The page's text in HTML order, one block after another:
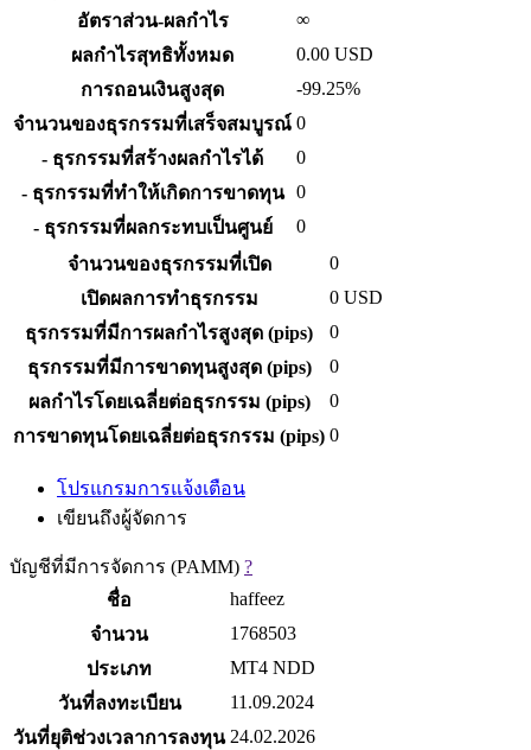
อัตราส่วน-ผลกำไร
∞
ผลกำไรสุทธิทั้งหมด
0.00 USD
การถอนเงินสูงสุด
-99.25%
จำนวนของธุรกรรมที่เสร็จสมบูรณ์ 0
- ธุรกรรมที่สร้างผลกำไรได้
0
- ธุรกรรมที่ทำให้เกิดการขาดทุน
0
- ธุรกรรมที่ผลกระทบเป็นศูนย์
0
จำนวนของธุรกรรมที่เปิด
0
เปิดผลการทำธุรกรรม
0 USD
ธุรกรรมที่มีการผลกำไรสูงสุด (pips)
0
ธุรกรรมที่มีการขาดทุนสูงสุด (pips)
0
ผลกำไรโดยเฉลี่ยต่อธุรกรรม (pips)
0
การขาดทุนโดยเฉลี่ยต่อธุรกรรม (pips) 0
โปรแกรมการแจ้งเตือน
เขียนถึงผู้จัดการ
บัญชีที่มีการจัดการ (PAMM) ?
ชื่อ
haffeez
จำนวน
1768503
ประเภท
MT4 NDD
วันที่ลงทะเบียน
11.09.2024
วันที่ยุติช่วงเวลาการลงทุน 24.02.2026